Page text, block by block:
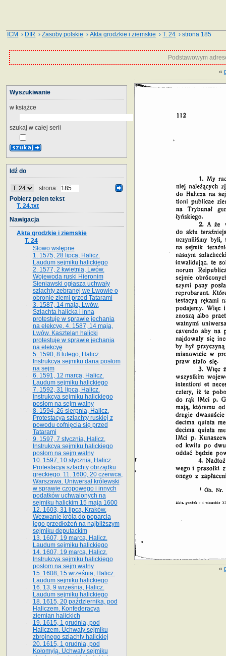
ICM › DIR ›Zasoby polskie ›Akta grodzkie i ziemskie ›T. 24 › strona 185
Podstawowym
«
«
Wyszukiwanie
w książce
szukaj w całej serii
Idź do
strona:
Pobierz pełen tekst
T. 24.txt
Nawigacja
Akta grodzkie i ziemskie
T. 24
Słowo wstępne
1. 1575, 28 lipca, Halicz.
Laudum sejmiku halickiego
2. 1577, 2 kwietnia, Lwów.
Wojewoda ruski Hieronim
Sieniawski ogłasza uchwały
szlachty zebranej we Lwowie o
obronie ziemi przed Tatarami
3. 1587, 14 maja, Lwów.
Szlachta halicka i inna
protestuje w sprawie jechania
na elekcyę. 4. 1587, 14 maja,
Lwów. Kasztelan halicki
protestuje w sprawie jechania
na elekcyę
5. 1590, 8 lutego, Halicz.
Instrukcya sejmiku dana posłom
na sejm
6. 1591, 12 marca, Halicz.
Laudum sejmiku halickiego
7. 1592, 31 lipca, Halicz.
Instrukcya sejmiku halickiego
posłom na sejm walny
8. 1594, 26 sierpnia, Halicz.
Protestacya szlachty ruskiej z
powodu cofnięcia się przed
Tatarami
9. 1597, 7 stycznia, Halicz.
Instrukcya sejmiku halickiego
posłom na sejm walny
10. 1597, 10 stycznia, Halicz.
Protestacya szlachty obrządku
greckiego. 11. 1600, 20 czerwca,
Warszawa. Uniwersał królewski
w sprawie czopowego i innych
podatków uchwalonych na
sejmiku halickim 15 maja 1600
12. 1603, 31 lipca, Kraków.
Wezwanie króla do poparcia
jego przedłożeń na najbliższym
sejmiku deputackim
13. 1607, 19 marca, Halicz.
Laudum sejmiku halickiego
14. 1607, 19 marca, Halicz.
Instrukcya sejmiku halickiego
posłom na sejm walny
15. 1608, 15 września, Halicz.
Laudum sejmiku halickiego
16. 13, 9 września, Halicz.
Laudum sejmiku halickiego
18. 1615, 20 października, pod
Haliczem. Konfederacya
ziemian halickich
19. 1615, 1 grudnia, pod
Haliczem. Uchwały sejmiku
zbrojnego szlachty halickiej
20. 1615, 1 grudnia, pod
Kołomyją. Uchwały sejmiku